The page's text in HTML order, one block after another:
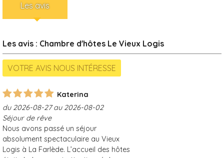
Les avis
Les avis : Chambre d'hôtes Le Vieux Logis
Katerina
du 2026-08-27 au 2026-08-02
Séjour de rêve
Nous avons passé un séjour
absolument spectaculaire au Vieux
Logis à La Farlède. L’accueil des hôtes